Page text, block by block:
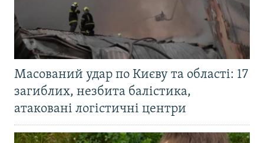
Масований удар по Києву та області: 17
загиблих, незбита балістика,
атаковані логістичні центри